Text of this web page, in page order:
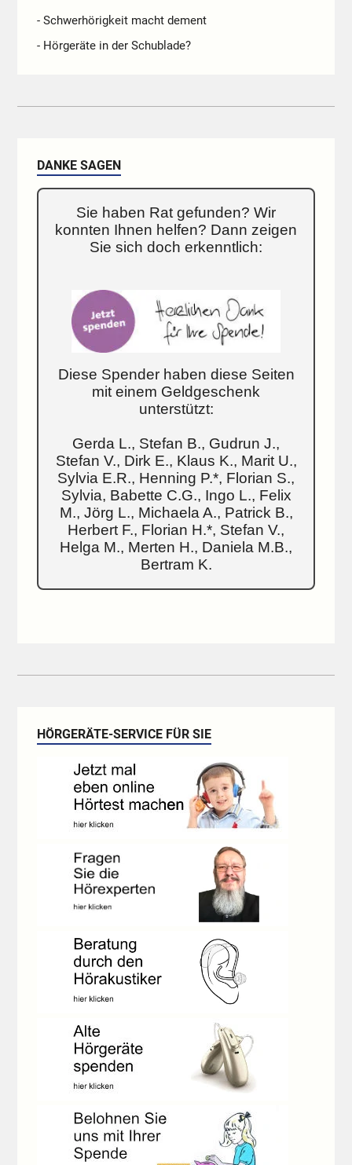
- Schwerhörigkeit macht dement
- Hörgeräte in der Schublade?
DANKE SAGEN
Sie haben Rat gefunden? Wir
konnten Ihnen helfen? Dann zeigen
Sie sich doch erkenntlich:
Diese Spender haben diese Seiten
mit einem Geldgeschenk
unterstützt:
Gerda L., Stefan B., Gudrun J.,
Stefan V., Dirk E., Klaus K., Marit U.,
Sylvia E.R., Henning P.*, Florian S.,
Sylvia, Babette C.G., Ingo L., Felix
M., Jörg L., Michaela A., Patrick B.,
Herbert F., Florian H.*, Stefan V.,
Helga M., Merten H., Daniela M.B.,
Bertram K.
HÖRGERÄTE-SERVICE FÜR SIE